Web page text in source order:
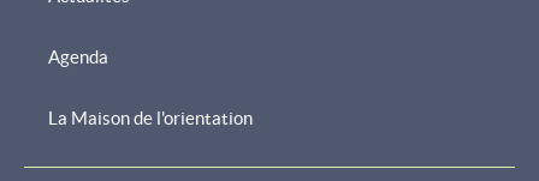
Agenda
La Maison de l'orientation